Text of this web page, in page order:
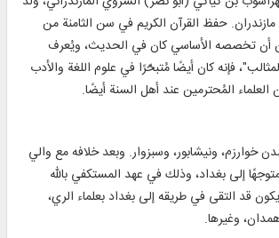
مازندران. حفظ القرآن الكريم في سن الثامنة من
أن تخصصه الأساسي كان في الحديث، ويُعرف
فإنه كان أيضًا مُتبحّرًا في علوم اللغة والأدب
العلماء المُحترمين عند أهل السنة أيضًا.
خوارزم، ونيشابور، وسبزوار. وبعد خلافه مع والي
متوجهًا إلى بغداد، وذلك في عهد المستكفي بالله
وقد يكون قد التقى في طريقه إلى بغداد بعلماء الري،
وغيرها.